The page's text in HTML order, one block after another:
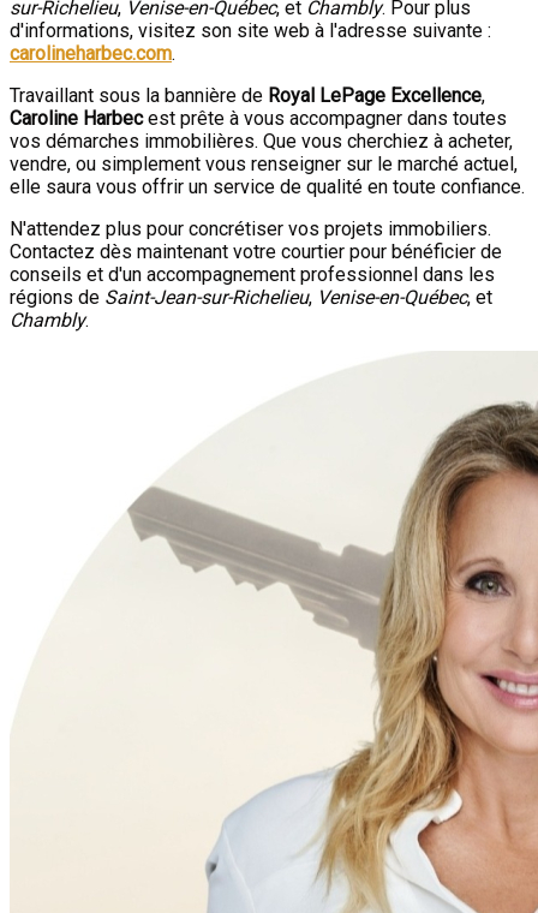
sur-Richelieu, Venise-en-Québec, et Chambly. Pour plus
d'informations, visitez son site web à l'adresse suivante :
carolineharbec.com.
Travaillant sous la bannière de Royal LePage Excellence,
Caroline Harbecest prête à vous accompagner dans toutes
vos démarches immobilières. Que vous cherchiez à acheter,
vendre, ou simplement vous renseigner sur le marché actuel,
elle saura vous offrir un service de qualité en toute confiance.
N'attendez plus pour concrétiser vos projets immobiliers.
Contactez dès maintenant votre courtier pour bénéficier de
conseils et d'un accompagnement professionnel dans les
régions de Saint-Jean-sur-Richelieu, Venise-en-Québec, et
Chambly.